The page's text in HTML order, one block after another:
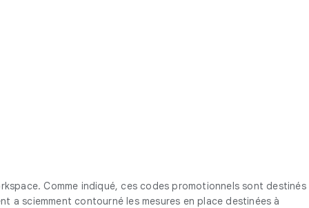
Comme indiqué, ces codes promotionnels sont destinés
sciemment contourné les mesures en place destinées à